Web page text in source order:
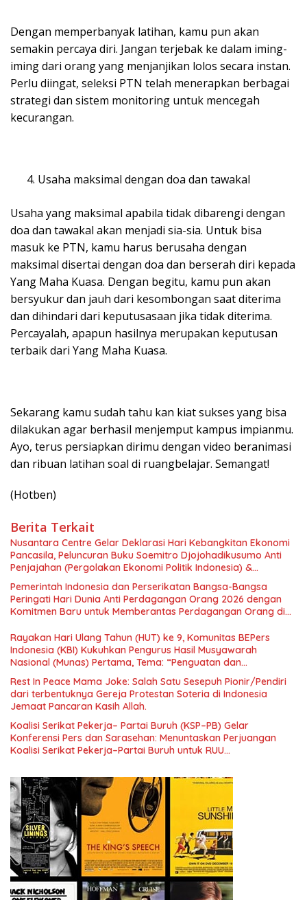
Dengan memperbanyak latihan, kamu pun akan
semakin percaya diri. Jangan terjebak ke dalam iming-
iming dari orang yang menjanjikan lolos secara instan.
Perlu diingat, seleksi PTN telah menerapkan berbagai
strategi dan sistem monitoring untuk mencegah
kecurangan.
Usaha maksimal dengan doa dan tawakal
Usaha yang maksimal apabila tidak dibarengi dengan
doa dan tawakal akan menjadi sia-sia. Untuk bisa
masuk ke PTN, kamu harus berusaha dengan
maksimal disertai dengan doa dan berserah diri kepada
Yang Maha Kuasa. Dengan begitu, kamu pun akan
bersyukur dan jauh dari kesombongan saat diterima
dan dihindari dari keputusasaan jika tidak diterima.
Percayalah, apapun hasilnya merupakan keputusan
terbaik dari Yang Maha Kuasa.
Sekarang kamu sudah tahu kan kiat sukses yang bisa
dilakukan agar berhasil menjemput kampus impianmu.
Ayo, terus persiapkan dirimu dengan video beranimasi
dan ribuan latihan soal di ruangbelajar. Semangat!
(Hotben)
Berita Terkait
Nusantara Centre Gelar Deklarasi Hari Kebangkitan Ekonomi
Pancasila, Peluncuran Buku Soemitro Djojohadikusumo Anti
Penjajahan (Pergolakan Ekonomi Politik Indonesia) &
Simposium Nasional “Urgensi Undang-Undang Perekonomian
Nasional dan Kesejahteraan Sosial dalam Menata Bangsa
Menuju Indonesia Emas 2045”,
Pemerintah Indonesia dan Perserikatan Bangsa-Bangsa
Peringati Hari Dunia Anti Perdagangan Orang 2026 dengan
Komitmen Baru untuk Memberantas Perdagangan Orang di
Rayakan Hari Ulang Tahun (HUT) ke 9, Komunitas BEPers
Indonesia (KBI) Kukuhkan Pengurus Hasil Musyawarah
Nasional (Munas) Pertama, Tema: “Penguatan dan
Pengembangan Organisasi KBI yang Berbasis Riset di seluruh
Indonesia dan Mancanegara”.
Rest In Peace Mama Joke: Salah Satu Sesepuh Pionir/Pendiri
dari terbentuknya Gereja Protestan Soteria di Indonesia
Jemaat Pancaran Kasih Allah.
Koalisi Serikat Pekerja– Partai Buruh (KSP–PB) Gelar
Konferensi Pers dan Sarasehan: Menuntaskan Perjuangan
Koalisi Serikat Pekerja–Partai Buruh untuk RUU